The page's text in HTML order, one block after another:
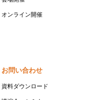
オンライン開催
お問い合わせ
資料ダウンロード